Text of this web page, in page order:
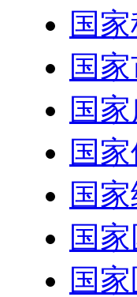
国
国
国
国
国
国
国